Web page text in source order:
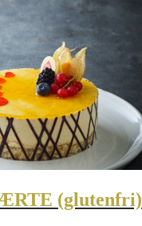
(glutenfri)